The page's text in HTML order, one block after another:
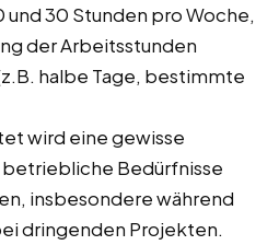
und 30 Stunden pro Woche,
der Arbeitsstunden
halbe Tage, bestimmte
wird eine gewisse
betriebliche Bedürfnisse
insbesondere während
dringenden Projekten.